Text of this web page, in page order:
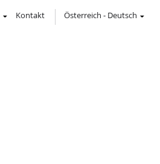
Kontakt Österreich - Deutsch